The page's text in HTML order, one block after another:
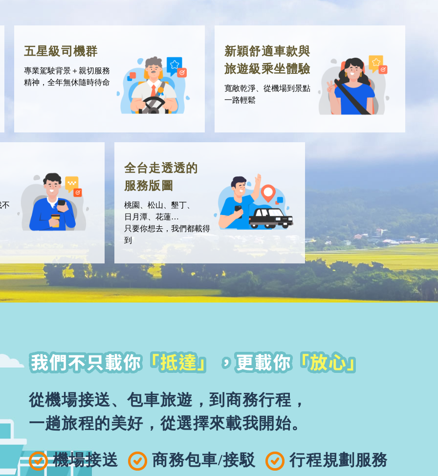
五星級司機群
專業駕駛背景＋親切服務
精神，全年無休隨時待命
新穎舒適車款與
旅遊級乘坐體驗
寬敞乾淨、從機場到景點
一路輕鬆
不
全台走透透的
服務版圖
桃園、 松山、 墾丁、
日月潭、 花蓮…
只要你想去，我們都載得
到
從機場接送、包車旅遊，到商務行程，
一趟旅程的美好，從選擇來載我開始。
機場接送 商務包車/接駁
行程規劃服務